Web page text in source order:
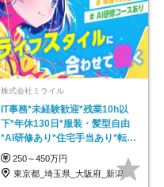
株式会社ミライル
IT事務*未経験歓迎*残業10h以
下*年休130日*服装・髪型自由
*AI研修あり*住宅手当あり*転勤
なし
250～450万円
東京都_埼玉県_大阪府_新潟県_福岡県